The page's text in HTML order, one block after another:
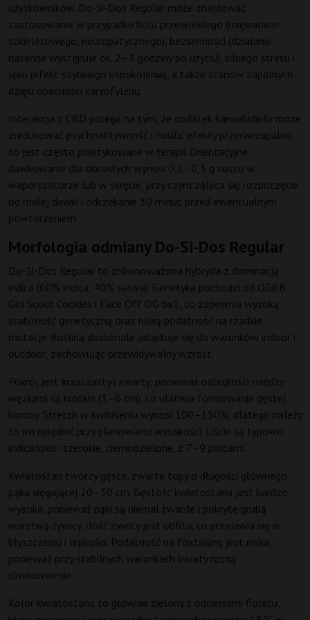
użytkowników. Do-Si-Dos Regular może znajdować
zastosowanie w przypadku bólu przewlekłego (mięśniowo-
szkieletowego, neuropatycznego), bezsenności (działanie
nasenne występuje ok. 2–3 godziny po użyciu), silnego stresu i
lęku (efekt szybkiego uspokojenia), a także stanów zapalnych
dzięki obecności karyofylenu.
Interakcja z CBD polega na tym, że dodatek kannabidiolu może
zredukować psychoaktywność i nasilić efekty przeciwzapalne,
co jest często praktykowane w terapii. Orientacyjne
dawkowanie dla dorosłych wynosi 0,1–0,3 g suszu w
waporyzatorze lub w skręcie, przy czym zaleca się rozpoczęcie
od małej dawki i odczekanie 30 minut przed ewentualnym
powtórzeniem.
Morfologia odmiany Do-Si-Dos Regular
Do-Si-Dos Regular to zrównoważona hybryda z dominacją
indica (60% indica, 40% sativa). Genetyka pochodzi od OGKB
Girl Scout Cookies i Face Off OG bx1, co zapewnia wysoką
stabilność genetyczną oraz niską podatność na rzadkie
mutacje. Roślina doskonale adaptuje się do warunków indoor i
outdoor, zachowując przewidywalny wzrost.
Pokrój jest krzaczasty i zwarty, ponieważ odległości między
węzłami są krótkie (3–6 cm), co ułatwia formowanie gęstej
korony. Stretch w kwitnieniu wynosi 100–150%, dlatego należy
to uwzględnić przy planowaniu wysokości. Liście są typowo
indicańskie: szerokie, ciemnozielone, z 7–9 palcami.
Kwiatostan tworzy gęste, zwarte topy o długości głównego
pąka sięgającej 20–30 cm. Gęstość kwiatostanu jest bardzo
wysoka, ponieważ pąki są niemal twarde i pokryte grubą
warstwą żywicy. Ilość żywicy jest obfita, co przejawia się w
błyszczeniu i lepkości. Podatność na foxtailing jest niska,
ponieważ przy stabilnych warunkach kwiaty rosną
równomiernie.
Kolor kwiatostanu to głównie zielony z odcieniami fioletu,